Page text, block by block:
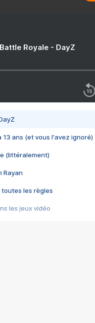
Royale - DayZ
13 ans (et vous l'avez ignoré)
(littéralement)
Rayan
toutes les règles
les jeux vidéo